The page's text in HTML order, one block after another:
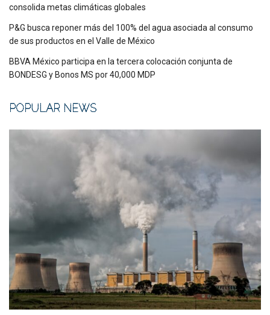
consolida metas climáticas globales
P&G busca reponer más del 100% del agua asociada al consumo
de sus productos en el Valle de México
BBVA México participa en la tercera colocación conjunta de
BONDESG y Bonos MS por 40,000 MDP
POPULAR NEWS